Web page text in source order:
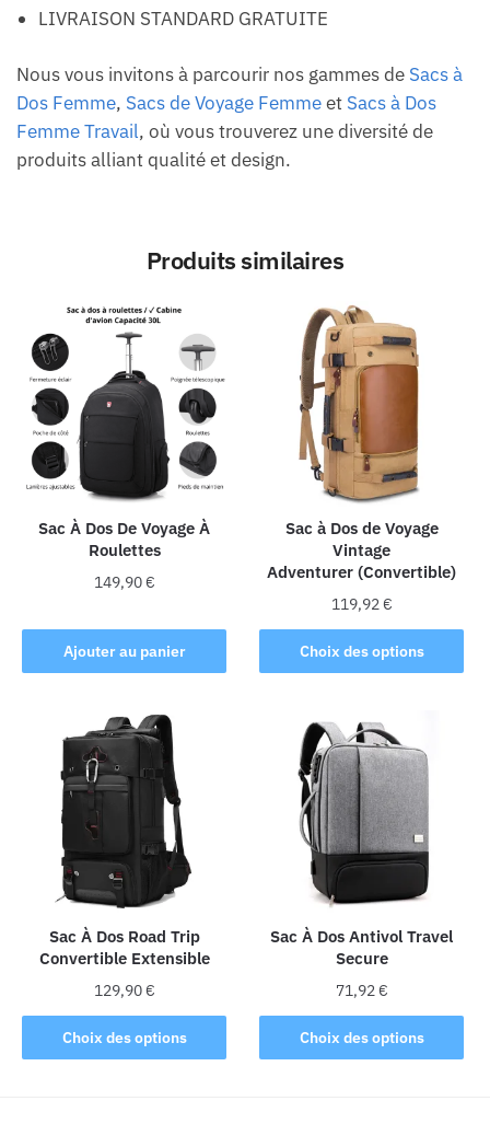
LIVRAISON STANDARD GRATUITE
Nous vous invitons à parcourir nos gammes de Sacs à
Dos Femme, Sacs de Voyage Femmeet Sacs à Dos
Femme Travail, où vous trouverez une diversité de
produits alliant qualité et design.
Produits similaires
Sac À Dos De Voyage À
Roulettes
149,90€
Ajouter au panier
Sac à Dos de Voyage
Vintage
Adventurer (Convertible)
119,92 €
Choix des options
Ce
produit
plusieurs
variations.
Les
options
peuvent
être
sur
la
page
du
produit
Sac À Dos Road Trip
Convertible Extensible
129,90€
Choix des options
Ce
produit
Sac À Dos Antivol Travel
Secure
71,92€
Choix des options
Ce
produit